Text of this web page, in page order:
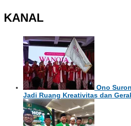
KANAL
Ono
Jadi Ruang Kreativitas dan